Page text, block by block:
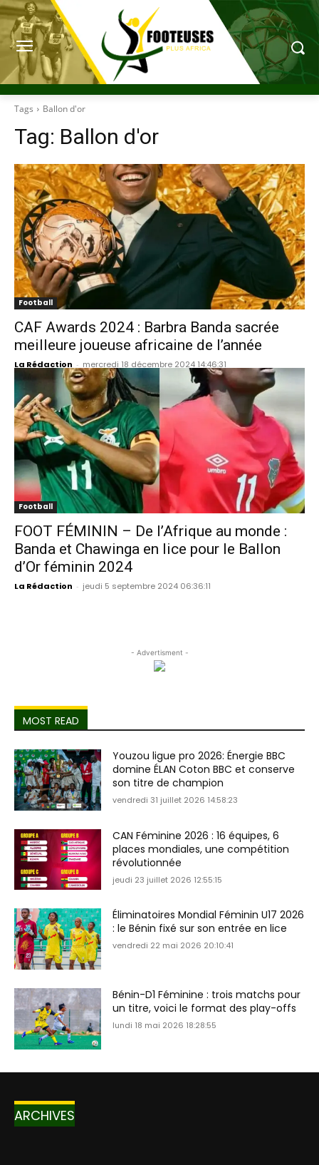
Tags Ballon d'or
Tag: Ballon d'or
Football
CAF Awards 2024 : Barbra Banda sacrée
meilleure joueuse africaine de l’année
La Rédaction - mercredi 18 décembre 2024 14:46:31
Football
FOOT FÉMININ – De l’Afrique au monde :
Banda et Chawinga en lice pour le Ballon
d’Or féminin 2024
La Rédaction - jeudi 5 septembre 2024 06:36:11
- Advertisment -
MOST READ
Youzou ligue pro 2026: Énergie BBC
domine ÉLAN Coton BBC et conserve
son titre de champion
vendredi 31 juillet 2026 14:58:23
CAN Féminine 2026 : 16 équipes, 6
places mondiales, une compétition
révolutionnée
jeudi 23 juillet 2026 12:55:15
Éliminatoires Mondial Féminin U17 2026
: le Bénin fixé sur son entrée en lice
vendredi 22 mai 2026 20:10:41
Bénin-D1 Féminine : trois matchs pour
un titre, voici le format des play-offs
lundi 18 mai 2026 18:28:55
ARCHIVES